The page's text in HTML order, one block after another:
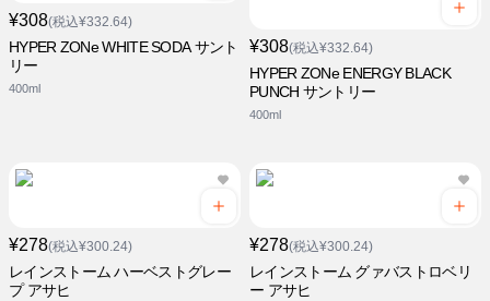
¥308(税込¥332.64)
HYPER ZONe WHITE SODA サント
リー
400ml
¥308(税込¥332.64)
HYPER ZONe ENERGY BLACK
PUNCH サントリー
400ml
¥278(税込¥300.24)
レインストーム ハーベストグレー
プ アサヒ
¥278(税込¥300.24)
レインストーム グァバストロベリ
ー アサヒ